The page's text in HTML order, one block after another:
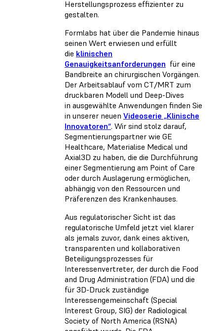
Herstellungsprozess effizienter zu
gestalten.
Formlabs hat über die Pandemie hinaus
seinen Wert erwiesen und erfüllt
die klinischen
Genauigkeitsanforderungen für eine
Bandbreite an chirurgischen Vorgängen.
Der Arbeitsablauf vom CT/MRT zum
druckbaren Modell und Deep-Dives
in ausgewählte Anwendungen finden Sie
in unserer neuen Videoserie „Klinische
Innovatoren“. Wir sind stolz darauf,
Segmentierungspartner wie GE
Healthcare, Materialise Medical und
Axial3D zu haben, die die Durchführung
einer Segmentierung am Point of Care
oder durch Auslagerung ermöglichen,
abhängig von den Ressourcen und
Präferenzen des Krankenhauses.
Aus regulatorischer Sicht ist das
regulatorische Umfeld jetzt viel klarer
als jemals zuvor, dank eines aktiven,
transparenten und kollaborativen
Beteiligungsprozesses für
Interessenvertreter, der durch die Food
and Drug Administration (FDA) und die
für 3D-Druck zuständige
Interessengemeinschaft (Special
Interest Group, SIG) der Radiological
Society of North America (RSNA)